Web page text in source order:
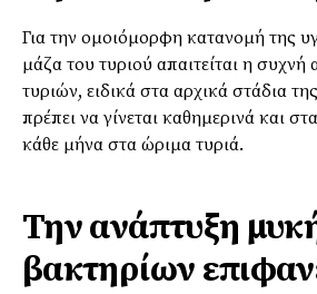
Για την ομοιόμορφη κατανομή της
μάζα του τυριού απαιτείται η
τυριών, ειδικά στα αρχικά στάδια
πρέπει να γίνεται καθημερινά και
κάθε μήνα στα ώριμα τυριά.
Την ανάπτυξη
βακτηρίων